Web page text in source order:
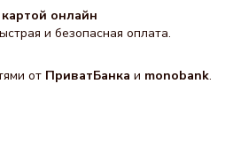
онлайн
и безопасная оплата.
от ПриватБанка и monobank.